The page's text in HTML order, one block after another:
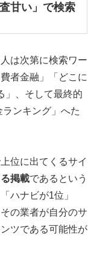
甘い」で検索
は次第に検索ワー
者金融」「どこに
」、そして最終的
ンキング」へた
位に出てくるサイ
掲載であるという
ハナビが1位」
の業者が自分のサ
ツである可能性が